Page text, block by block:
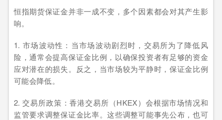
恒指期货保证金并非一成不变，多个因素都会对其产生影
响。
1. 市场波动性：当市场波动剧烈时，交易所为了降低风
险，通常会提高保证金比例，以确保投资者有足够的资金
应对潜在的损失。反之，当市场较为平静时，保证金比例
可能会降低。
2. 交易所政策：香港交易所（HKEX）会根据市场情况和
监管要求调整保证金比率。这些调整可能事先公布，也可